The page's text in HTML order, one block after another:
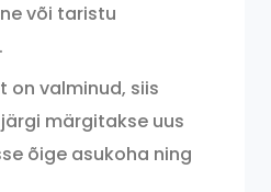
või taristu
on valminud, siis
märgitakse uus
õige asukoha ning